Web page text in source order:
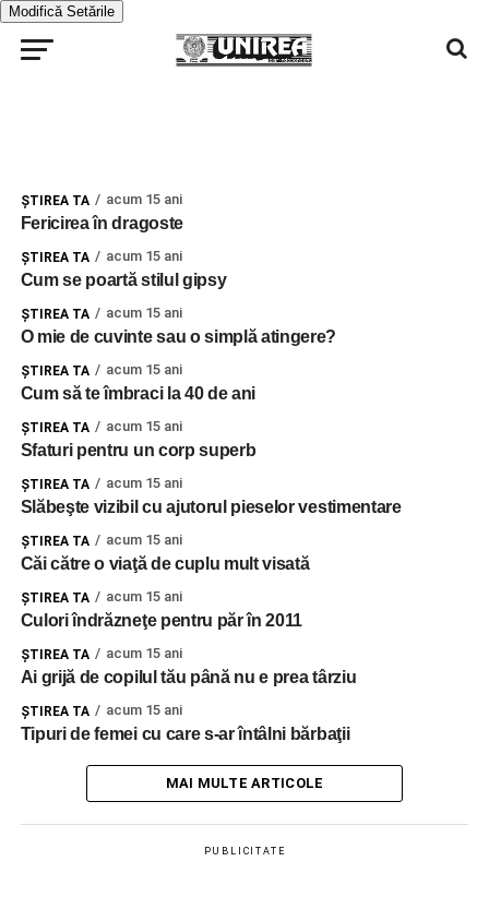
Modifică Setările
ŞTIREA TA acum 15 ani
Fericirea în dragoste
ŞTIREA TA acum 15 ani
Cum se poartă stilul gipsy
ŞTIREA TA acum 15 ani
O mie de cuvinte sau o simplă atingere?
ŞTIREA TA acum 15 ani
Cum să te îmbraci la 40 de ani
ŞTIREA TA acum 15 ani
Sfaturi pentru un corp superb
ŞTIREA TA acum 15 ani
Slăbeşte vizibil cu ajutorul pieselor vestimentare
ŞTIREA TA acum 15 ani
Căi către o viaţă de cuplu mult visată
ŞTIREA TA acum 15 ani
Culori îndrăzneţe pentru păr în 2011
ŞTIREA TA acum 15 ani
Ai grijă de copilul tău până nu e prea târziu
ŞTIREA TA acum 15 ani
Tipuri de femei cu care s-ar întâlni bărbaţii
MAI MULTE ARTICOLE
PUBLICITATE